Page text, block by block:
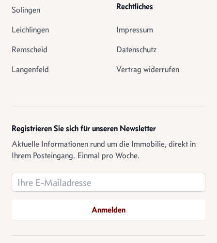
Solingen
Leichlingen
Remscheid
Langenfeld
Rechtliches
Impressum
Datenschutz
Vertrag widerrufen
Registrieren Sie sich für unseren Newsletter
Aktuelle Informationen rund um die Immobilie, direkt in
Ihrem Posteingang. Einmal pro Woche.
Email address
Anmelden